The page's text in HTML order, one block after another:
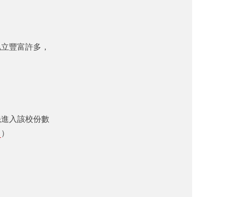
豐富許多，
入該校份數
）